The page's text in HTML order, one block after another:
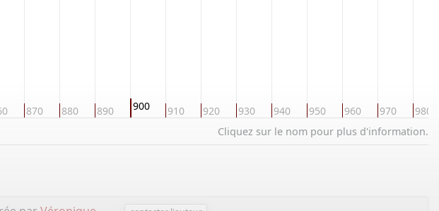
870 880 890 900 910 920 930 940 950 960 970 980
Cliquez sur le nom pour plus d'information.